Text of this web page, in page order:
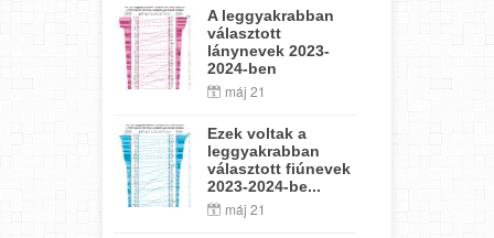
A leggyakrabban
választott
lánynevek 2023-
2024-ben
máj 21
Ezek voltak a
leggyakrabban
választott fiúnevek
2023-2024-be...
máj 21